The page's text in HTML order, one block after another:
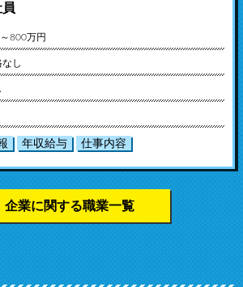
800万円
なし
年収給与 仕事内容
企業に関する職業一覧